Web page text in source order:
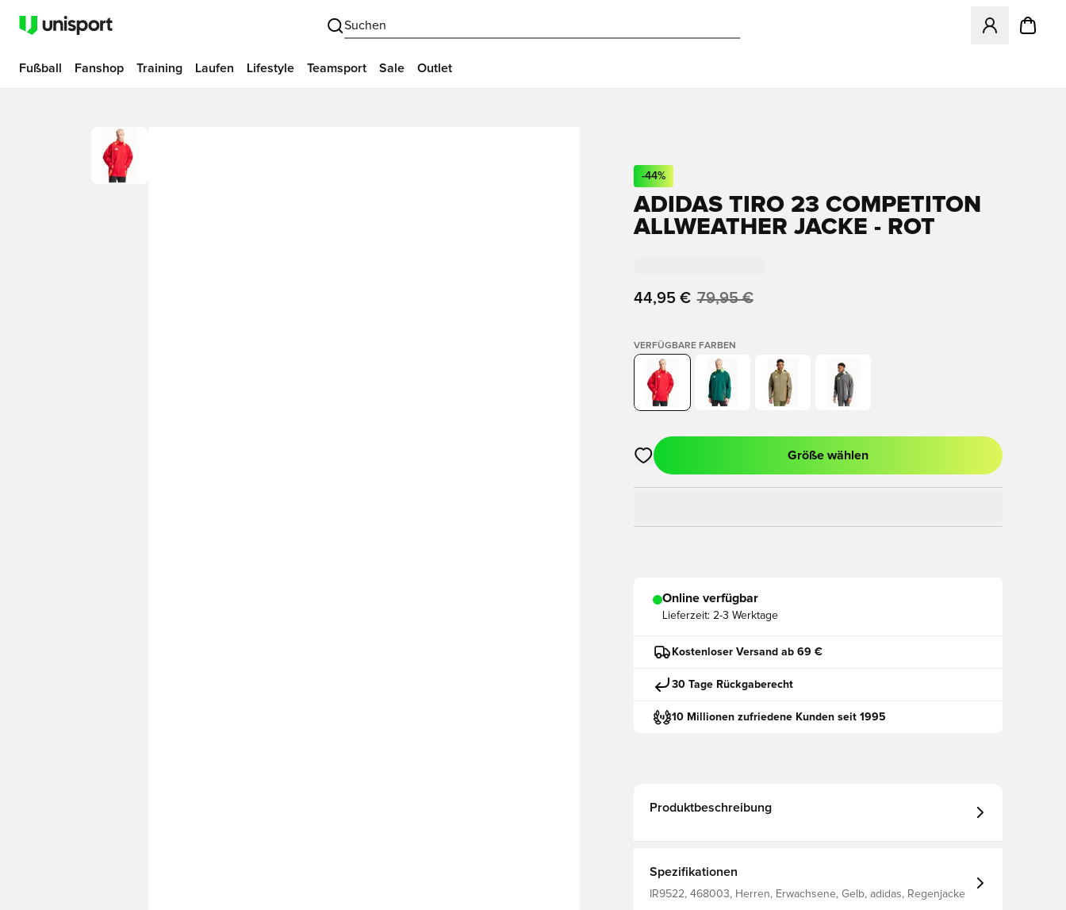
Suchen
Öffnet ein
Fußball Fanshop Training Laufen Lifestyle Teamsport Sale Outlet
-44%
ADIDAS TIRO 23 COMPETITON
ALLWEATHER JACKE - ROT
44,95 € 79,95 €
VERFÜGBARE FARBEN
Öffnet ein neues Fenster zum Anmelden oder Registrieren als Mitglied
Größe wählen
Online verfügbar
Lieferzeit: 2-3 Werktage
Kostenloser Versand ab 69 €
30 Tage Rückgaberecht
10 Millionen zufriedene Kunden seit 1995
Produktbeschreibung
Spezifikationen
IR9522, 468003, Herren, Erwachsene, Gelb, adidas, Regenjacke